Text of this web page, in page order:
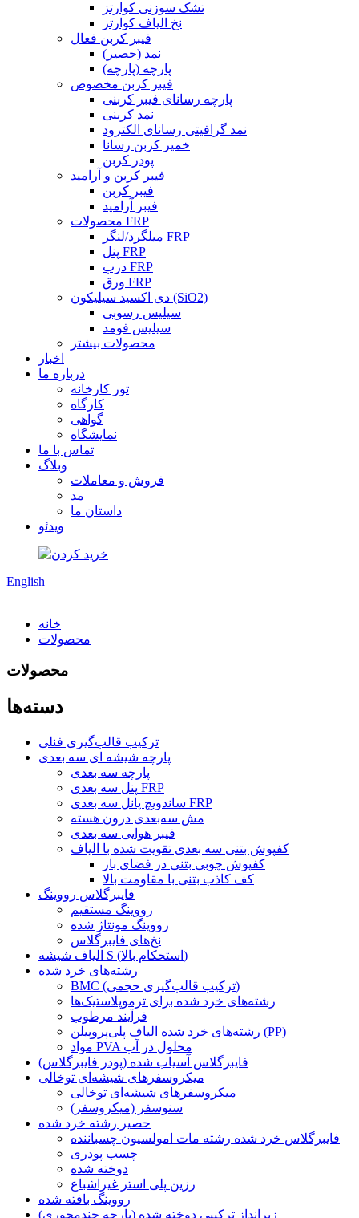
تشک سوزنی کوارتز
نخ الیاف کوارتز
فیبر کربن فعال
نمد (حصیر)
پارچه (پارچه)
فیبر کربن مخصوص
پارچه رسانای فیبر کربنی
نمد کربنی
نمد گرافیتی رسانای الکترود
خمیر کربن رسانا
پودر کربن
فیبر کربن و آرامید
فیبر کربن
فیبر آرامید
محصولات FRP
میلگرد/لنگر FRP
پنل FRP
درب FRP
ورق FRP
دی اکسید سیلیکون (SiO2)
سیلیس رسوبی
سیلیس فومد
محصولات بیشتر
اخبار
درباره ما
تور کارخانه
کارگاه
گواهی
نمایشگاه
تماس با ما
وبلاگ
فروش و معاملات
مد
داستان ما
ویدئو
English
خانه
محصولات
محصولات
دسته‌ها
ترکیب قالب‌گیری فنلی
پارچه شیشه ای سه بعدی
پارچه سه بعدی
پنل سه بعدی FRP
ساندویچ پانل سه بعدی FRP
مش سه‌بعدی درون هسته
فیبر هوایی سه بعدی
کفپوش بتنی سه بعدی تقویت شده با الیاف
کفپوش چوبی بتنی در فضای باز
کف کاذب بتنی با مقاومت بالا
فایبرگلاس رووینگ
رووینگ مستقیم
رووینگ مونتاژ شده
نخ‌های فایبرگلاس
الیاف شیشه S (استحکام بالا)
رشته‌های خرد شده
BMC (ترکیب قالب‌گیری حجمی)
رشته‌های خرد شده برای ترموپلاستیک‌ها
فرآیند مرطوب
رشته‌های خرد شده الیاف پلی‌پروپیلن (PP)
مواد PVA محلول در آب
فایبرگلاس آسیاب شده (پودر فایبرگلاس)
میکروسفرهای شیشه‌ای توخالی
میکروسفرهای شیشه‌ای توخالی
سنوسفر (میکروسفر)
حصیر رشته خرد شده
فایبرگلاس خرد شده رشته مات امولسیون چسباننده
چسب پودری
دوخته شده
رزین پلی استر غیراشباع
رووینگ بافته شده
زیرانداز ترکیبی دوخته شده (پارچه چندمحوری)